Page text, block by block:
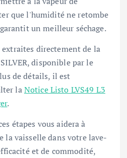
que l'humidité ne retombe
un meilleur séchage.
directement de la
disponible par le
de détails, il est
laNotice Listo LVS49 L3
.
étapes vous aidera à
la vaisselle dans votre lave-
et de commodité,